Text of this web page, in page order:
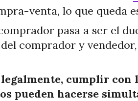
venta, lo que queda
pasa a ser el
comprador y
cumplir
pueden hacerse